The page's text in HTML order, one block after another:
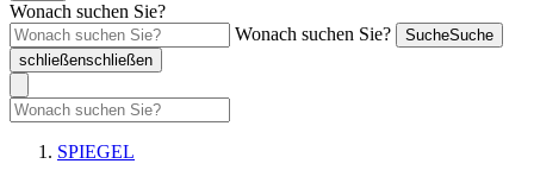
Wonach suchen Sie?
Wonach suchen Sie?
SucheSuche
schließenschließen
SPIEGEL